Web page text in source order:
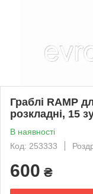
Граблі RAMP
розкладні, 15
В наявності
Код: 253333
600 ₴